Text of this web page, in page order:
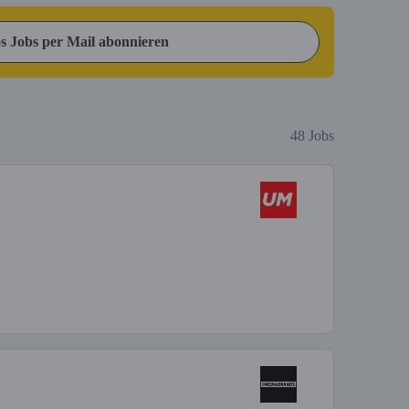
Jobs per Mail abonnieren
48 Jobs